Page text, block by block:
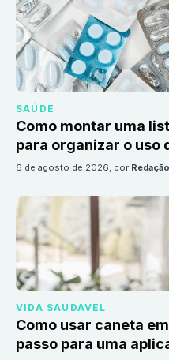
SAÚDE
Como montar uma
para organizar o uso
6 de agosto de 2026, por
VIDA SAUDÁVEL
Como usar caneta
passo para uma